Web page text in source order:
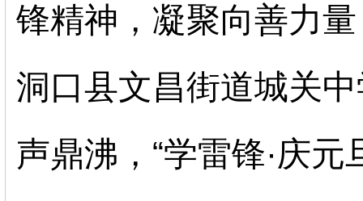
锋精神，凝聚向善力
洞口县文昌街道城关
声鼎沸，“学雷锋·庆